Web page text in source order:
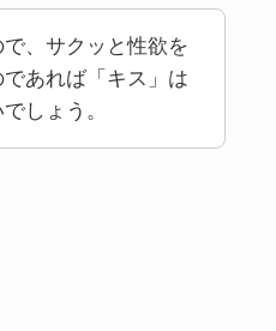
、サクッと性欲を
あれば「キス」は
しょう。